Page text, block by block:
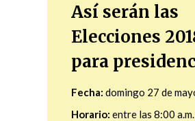
Así serán las
Elecciones
para
Fecha: domingo 27 de
Horario: entre las 8:00